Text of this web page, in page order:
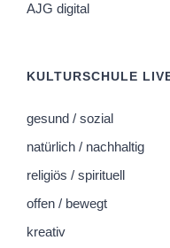
AJG digital
KULTURSCHULE
gesund / sozial
natürlich / nachhaltig
religiös / spirituell
offen / bewegt
kreativ